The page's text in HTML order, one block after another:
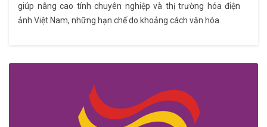
giúp nâng cao tính chuyên nghiệp và thị trường hóa điện
ảnh Việt Nam, những hạn chế do khoảng cách văn hóa.